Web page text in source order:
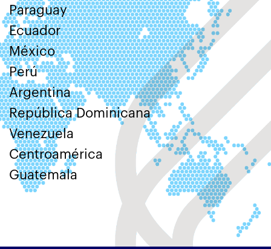
Paraguay
Ecuador
México
Perú
Argentina
República Dominicana
Venezuela
Centroamérica
Guatemala